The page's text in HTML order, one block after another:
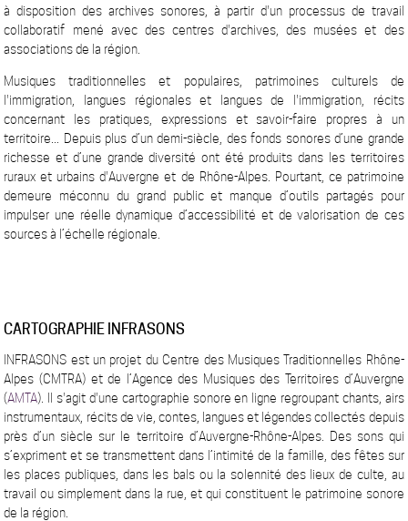
à disposition des archives sonores, à partir d'un processus de travail
collaboratif mené avec des centres d'archives, des musées et des
associations de la région.
Musiques traditionnelles et populaires, patrimoines culturels de
l'immigration, langues régionales et langues de l'immigration, récits
concernant les pratiques, expressions et savoir-faire propres à un
territoire... Depuis plus d’un demi-siècle, des fonds sonores d’une grande
richesse et d’une grande diversité ont été produits dans les territoires
ruraux et urbains d'Auvergne et de Rhône-Alpes. Pourtant, ce patrimoine
demeure méconnu du grand public et manque d’outils partagés pour
impulser une réelle dynamique d’accessibilité et de valorisation de ces
sources à l’échelle régionale.
CARTOGRAPHIE INFRASONS
INFRASONS est un projet du Centre des Musiques Traditionnelles Rhône-
Alpes (CMTRA) et de l’Agence des Musiques des Territoires d’Auvergne
(AMTA). Il s'agit d'une cartographie sonore en ligne regroupant chants, airs
instrumentaux, récits de vie, contes, langues et légendes collectés depuis
près d’un siècle sur le territoire d’Auvergne-Rhône-Alpes. Des sons qui
s’expriment et se transmettent dans l’intimité de la famille, des fêtes sur
les places publiques, dans les bals ou la solennité des lieux de culte, au
travail ou simplement dans la rue, et qui constituent le patrimoine sonore
de la région.